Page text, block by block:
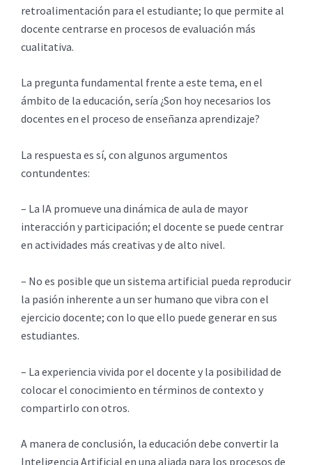
retroalimentación para el estudiante; lo que permite al
docente centrarse en procesos de evaluación más
cualitativa.
La pregunta fundamental frente a este tema, en el
ámbito de la educación, sería ¿Son hoy necesarios los
docentes en el proceso de enseñanza aprendizaje?
La respuesta es sí, con algunos argumentos
contundentes:
– La IA promueve una dinámica de aula de mayor
interacción y participación; el docente se puede centrar
en actividades más creativas y de alto nivel.
– No es posible que un sistema artificial pueda reproducir
la pasión inherente a un ser humano que vibra con el
ejercicio docente; con lo que ello puede generar en sus
estudiantes.
– La experiencia vivida por el docente y la posibilidad de
colocar el conocimiento en términos de contexto y
compartirlo con otros.
A manera de conclusión, la educación debe convertir la
Inteligencia Artificial en una aliada para los procesos de